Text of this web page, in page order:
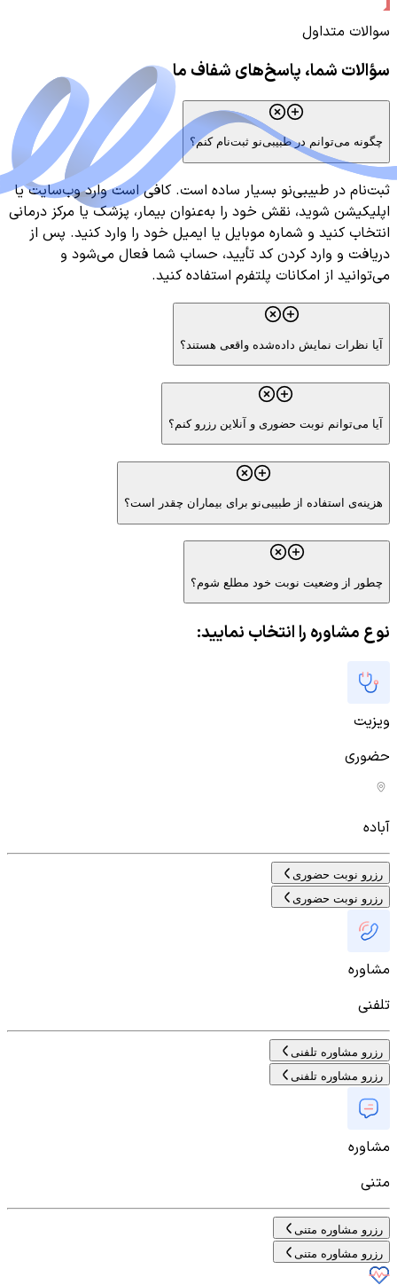
سوالات متداول
سؤالات شما، پاسخ‌های شفاف ما
چگونه می‌توانم در طبیبی‌نو ثبت‌نام کنم؟
ثبت‌نام در طبیبی‌نو بسیار ساده است. کافی است وارد وب‌سایت یا
اپلیکیشن شوید، نقش خود را به‌عنوان بیمار، پزشک یا مرکز درمانی
انتخاب کنید و شماره موبایل یا ایمیل خود را وارد کنید. پس از
دریافت و وارد کردن کد تأیید، حساب شما فعال می‌شود و
می‌توانید از امکانات پلتفرم استفاده کنید.
آیا نظرات نمایش داده‌شده واقعی هستند؟
آیا می‌توانم نوبت حضوری و آنلاین رزرو کنم؟
هزینه‌ی استفاده از طبیبی‌نو برای بیماران چقدر است؟
چطور از وضعیت نوبت خود مطلع شوم؟
نوع مشاوره را انتخاب نمایید:
ویزیت
حضوری
آباده
رزرو نوبت حضوری
رزرو نوبت حضوری
مشاوره
تلفنی
رزرو مشاوره تلفنی
رزرو مشاوره تلفنی
مشاوره
متنی
رزرو مشاوره متنی
رزرو مشاوره متنی